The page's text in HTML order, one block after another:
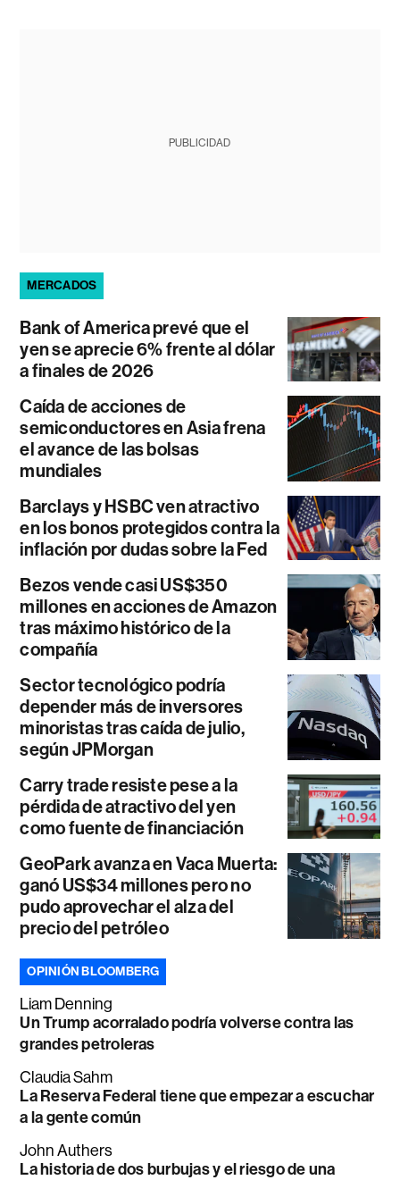
PUBLICIDAD
MERCADOS
Bank of America prevé que el
yen se aprecie 6% frente al dólar
a finales de 2026
Caída de acciones de
semiconductores en Asia frena
el avance de las bolsas
mundiales
Barclays y HSBC ven atractivo
en los bonos protegidos contra la
inflación por dudas sobre la Fed
Bezos vende casi US$350
millones en acciones de Amazon
tras máximo histórico de la
compañía
Sector tecnológico podría
depender más de inversores
minoristas tras caída de julio,
según JPMorgan
Carry trade resiste pese a la
pérdida de atractivo del yen
como fuente de financiación
GeoPark avanza en Vaca Muerta:
ganó US$34 millones pero no
pudo aprovechar el alza del
precio del petróleo
OPINIÓN BLOOMBERG
Liam Denning
Un Trump acorralado podría volverse contra las
grandes petroleras
Claudia Sahm
La Reserva Federal tiene que empezar a escuchar
a la gente común
John Authers
La historia de dos burbujas y el riesgo de una